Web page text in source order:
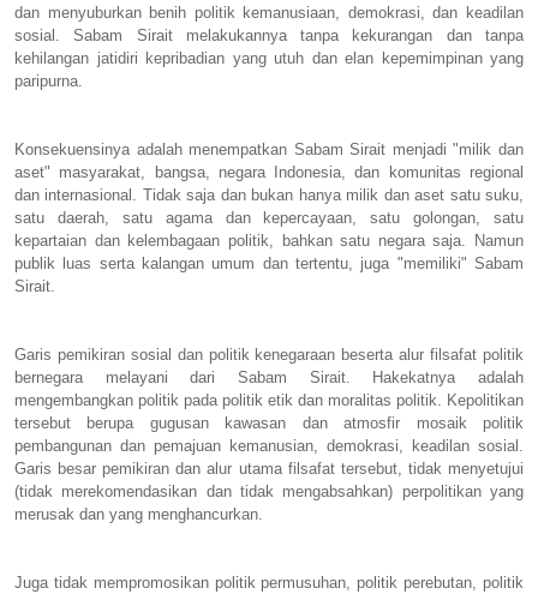
dan menyuburkan benih politik kemanusiaan, demokrasi, dan keadilan
sosial. Sabam Sirait melakukannya tanpa kekurangan dan tanpa
kehilangan jatidiri kepribadian yang utuh dan elan kepemimpinan yang
paripurna.
Konsekuensinya adalah menempatkan Sabam Sirait menjadi "milik dan
aset" masyarakat, bangsa, negara Indonesia, dan komunitas regional
dan internasional. Tidak saja dan bukan hanya milik dan aset satu suku,
satu daerah, satu agama dan kepercayaan, satu golongan, satu
kepartaian dan kelembagaan politik, bahkan satu negara saja. Namun
publik luas serta kalangan umum dan tertentu, juga "memiliki" Sabam
Sirait.
Garis pemikiran sosial dan politik kenegaraan beserta alur filsafat politik
bernegara melayani dari Sabam Sirait. Hakekatnya adalah
mengembangkan politik pada politik etik dan moralitas politik. Kepolitikan
tersebut berupa gugusan kawasan dan atmosfir mosaik politik
pembangunan dan pemajuan kemanusian, demokrasi, keadilan sosial.
Garis besar pemikiran dan alur utama filsafat tersebut, tidak menyetujui
(tidak merekomendasikan dan tidak mengabsahkan) perpolitikan yang
merusak dan yang menghancurkan.
Juga tidak mempromosikan politik permusuhan, politik perebutan, politik